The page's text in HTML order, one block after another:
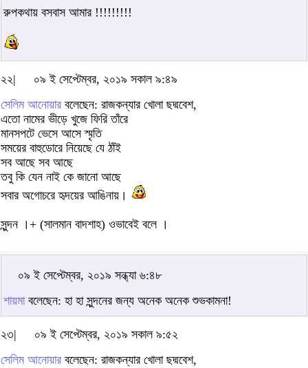
রুপকথায় বসবাস আমার !!!!!!!!!
২২|
০৯ ই সেপ্টেম্বর, ২০১৯ সকাল ৯:৪৯
সেলিম আনোয়ার বলেছেন: রাজকন্যার খোলা ছদ্মবেশ,
এতো নামের ভীড়ে খুজে ফিরি তাঁরে
মানসপটে ভেসে আসে স্মৃতি
সময়ের বাহুডোরে নিয়েছে যে ঠাঁই
সব আছে সব আছে
তবু কি যেন নাই কে জানো আছে
সবার অগোচরে হৃদয়ের আঙিনায়।
সুন্দন ।+ (সালমান বাদশাহ) ওভাবেই বলে ।
০৯ ই সেপ্টেম্বর, ২০১৯ সন্ধ্যা ৬:৪৮
শায়মাবলেছেন: হা হা সুন্দনের জন্য অনেক অনেক শুভকামনা!
২৩|
০৯ ই সেপ্টেম্বর, ২০১৯ সকাল ৯:৫২
সেলিম আনোয়ার বলেছেন: রাজকন্যার খোলা ছদ্মবেশ,